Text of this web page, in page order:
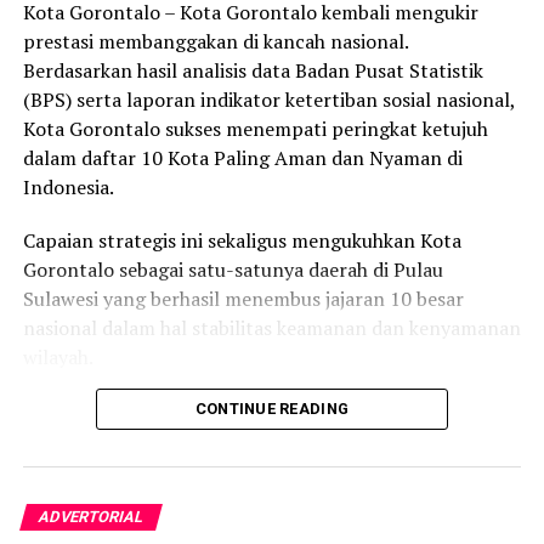
Kota Gorontalo – Kota Gorontalo kembali mengukir
prestasi membanggakan di kancah nasional.
Berdasarkan hasil analisis data Badan Pusat Statistik
(BPS) serta laporan indikator ketertiban sosial nasional,
Kota Gorontalo sukses menempati peringkat ketujuh
dalam daftar 10 Kota Paling Aman dan Nyaman di
Indonesia.
Capaian strategis ini sekaligus mengukuhkan Kota
Gorontalo sebagai satu-satunya daerah di Pulau
Sulawesi yang berhasil menembus jajaran 10 besar
nasional dalam hal stabilitas keamanan dan kenyamanan
Sebagai pusat pemerintahan, pertumbuhan ekonomi,
Tomini, Kota Gorontalo terbukti mampu menjaga
stabilitas kondusivitas daerah. Kendati memiliki
mobilitas penduduk yang tinggi dan aktivitas ekonomi
CONTINUE READING
ADVERTORIAL